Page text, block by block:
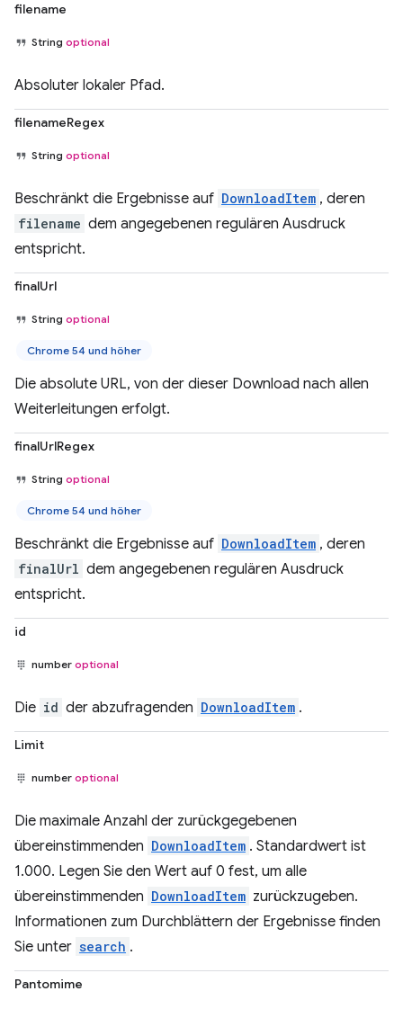
filename
String optional
Absoluter lokaler Pfad.
filenameRegex
String optional
Beschränkt die Ergebnisse auf DownloadItem , deren
filename dem angegebenen regulären Ausdruck
entspricht.
finalUrl
String optional
Chrome 54 und höher
Die absolute URL, von der dieser Download nach allen
Weiterleitungen erfolgt.
finalUrlRegex
String optional
Chrome 54 und höher
Beschränkt die Ergebnisse auf DownloadItem , deren
finalUrl dem angegebenen regulären Ausdruck
entspricht.
id
number optional
Die id der abzufragenden DownloadItem .
Limit
number optional
Die maximale Anzahl der zurückgegebenen
übereinstimmenden DownloadItem . Standardwert ist
1.000. Legen Sie den Wert auf 0 fest, um alle
übereinstimmenden DownloadItem zurückzugeben.
Informationen zum Durchblättern der Ergebnisse finden
Sie unter search .
Pantomime